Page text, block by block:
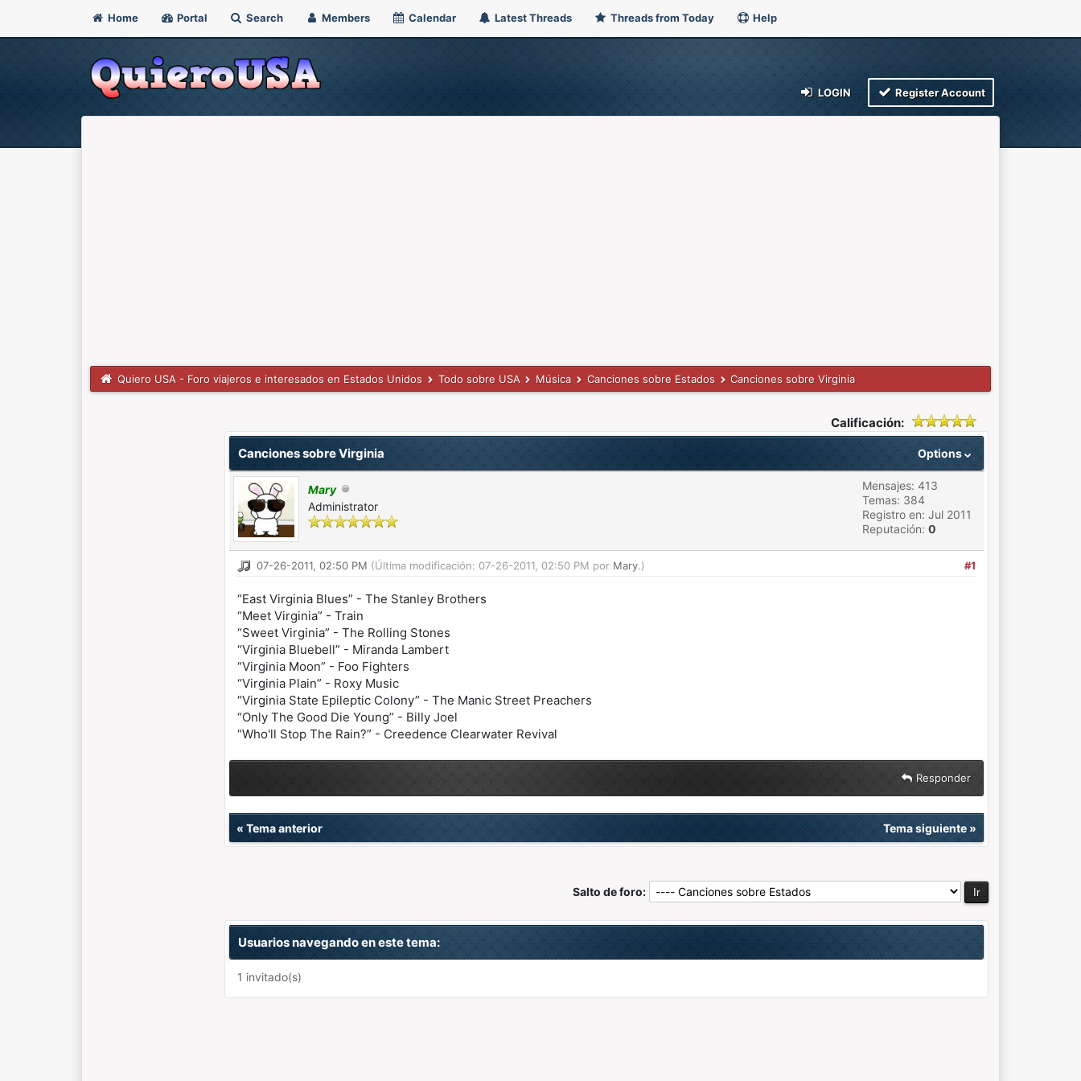
Home Portal Search Members Calendar Latest Threads Threads from Today Help
LOGIN Register Account
Quiero USA - Foro viajeros e interesados en Estados Unidos Todo sobre USA Música Canciones sobre Estados Canciones sobre Virginia
Calificación:
Options
Canciones sobre Virginia
Mary
Administrator
Mensajes: 413
Temas: 384
Registro en: Jul 2011
Reputación: 0
#1
07-26-2011, 02:50 PM (Última modificación: 07-26-2011, 02:50 PM por Mary.)
“East Virginia Blues” - The Stanley Brothers
“Meet Virginia” - Train
“Sweet Virginia” - The Rolling Stones
“Virginia Bluebell” - Miranda Lambert
“Virginia Moon” - Foo Fighters
“Virginia Plain” - Roxy Music
“Virginia State Epileptic Colony” - The Manic Street Preachers
“Only The Good Die Young” - Billy Joel
“Who'll Stop The Rain?” - Creedence Clearwater Revival
Responder
« Tema anterior Tema siguiente»
Salto de foro:
Usuarios navegando en este tema:
1 invitado(s)